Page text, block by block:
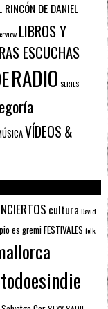
RINCÓN DE DANIEL
LIBROS Y
ESCUCHAS
RADIO SERIES
VÍDEOS &
cultura David
es gremiFESTIVALES folk